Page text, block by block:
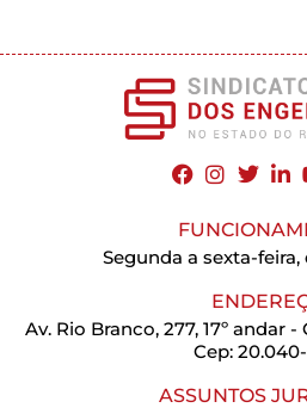
Segunda a sexta-feira,
Av. Rio Branco, 277, 17º andar
Cep:
ASSUNTOS